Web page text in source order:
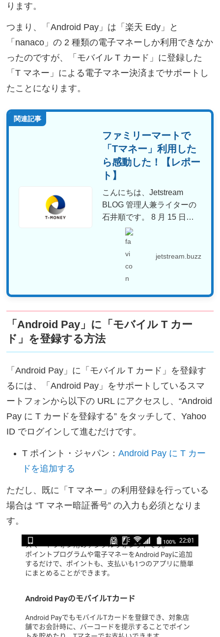
ります。
つまり、「Android Pay」は「楽天 Edy」と
「nanaco」の 2 種類の電子マネーしか利用できなか
ったのですが、「モバイル T カード」に登録した
「T マネー」による電子マネー決済までサポートし
たことになります。
関連記事
ファミリーマートで
「Tマネー」利用した
ら感動した！【レポー
ト】
こんにちは、Jetstream
BLOG 管理人兼ライターの
石井順です。 8 月 15 日か
ら「ファ...
jetstream.buzz
「Android Pay」に「モバイル T カー
ド」を登録する方法
「Android Pay」に「モバイル T カード」を登録す
るには、「Android Pay」をサポートしているスマ
ートフォンから以下の URL にアクセスし、“Android
Pay に T カードを登録する” をタッチして、Yahoo
ID でログインして進むだけです。
T ポイント・ジャパン：Android Pay に T カー
ドを追加する
ただし、既に「T マネー」の利用登録を行っている
場合は “T マネー暗証番号” の入力も必須となりま
す。